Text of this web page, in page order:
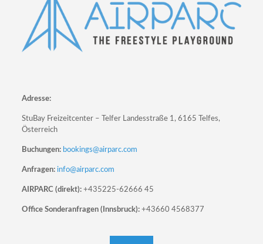
Adresse:
StuBay Freizeitcenter – Telfer Landesstraße 1, 6165 Telfes,
Österreich
Buchungen: bookings@airparc.com
Anfragen: info@airparc.com
AIRPARC (direkt): +435225-62666 45
Office Sonderanfragen (Innsbruck): +43660 4568377